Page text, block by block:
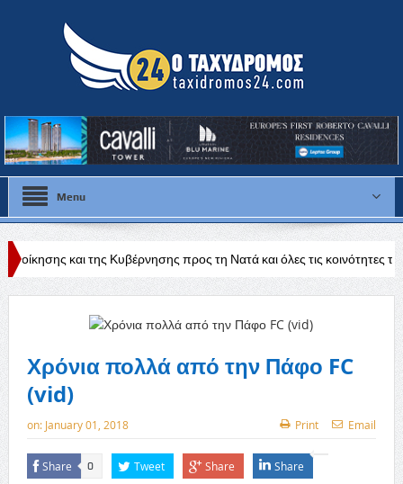
Menu
Κυβέρνησης προς τη Νατά και όλες τις κοινότητες της Πάφου»
Χρόνια πολλά από την Πάφο FC
(vid)
on: January 01, 2018 Print Email
Share 0 Tweet Share Share